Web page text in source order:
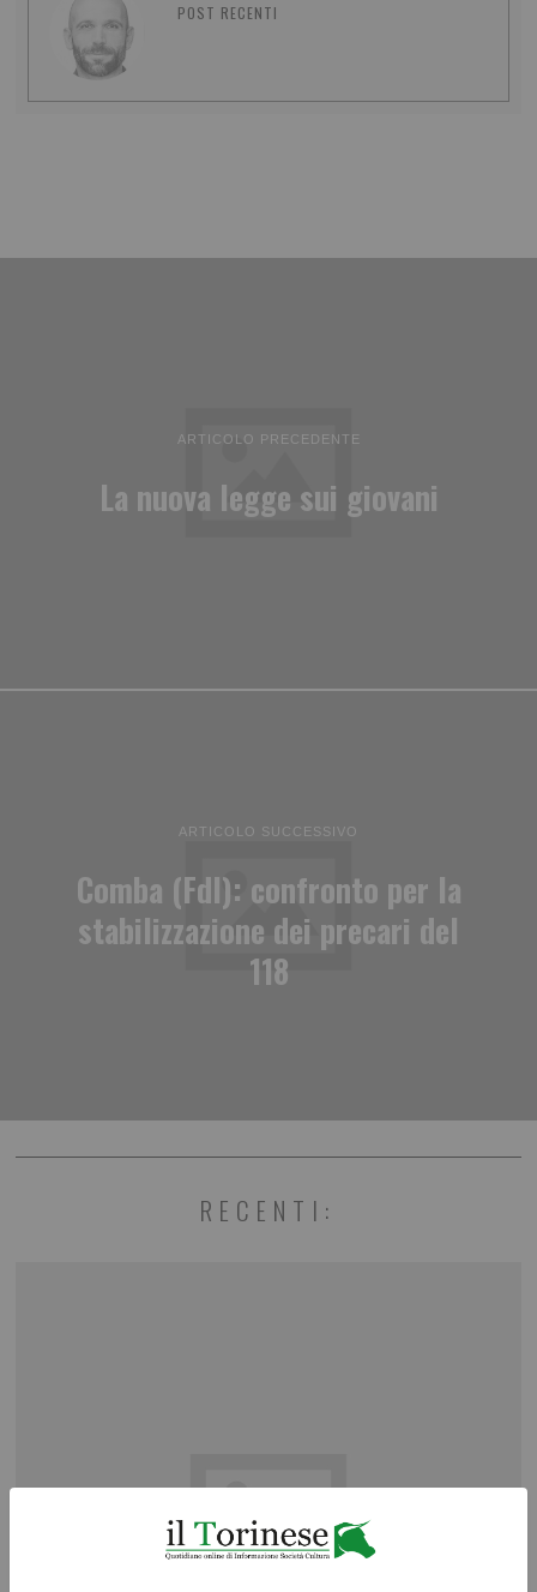
POST RECENTI
ARTICOLO PRECEDENTE
La nuova legge sui giovani
ARTICOLO SUCCESSIVO
Comba (FdI): confronto per la
stabilizzazione dei precari del
118
RECENTI: